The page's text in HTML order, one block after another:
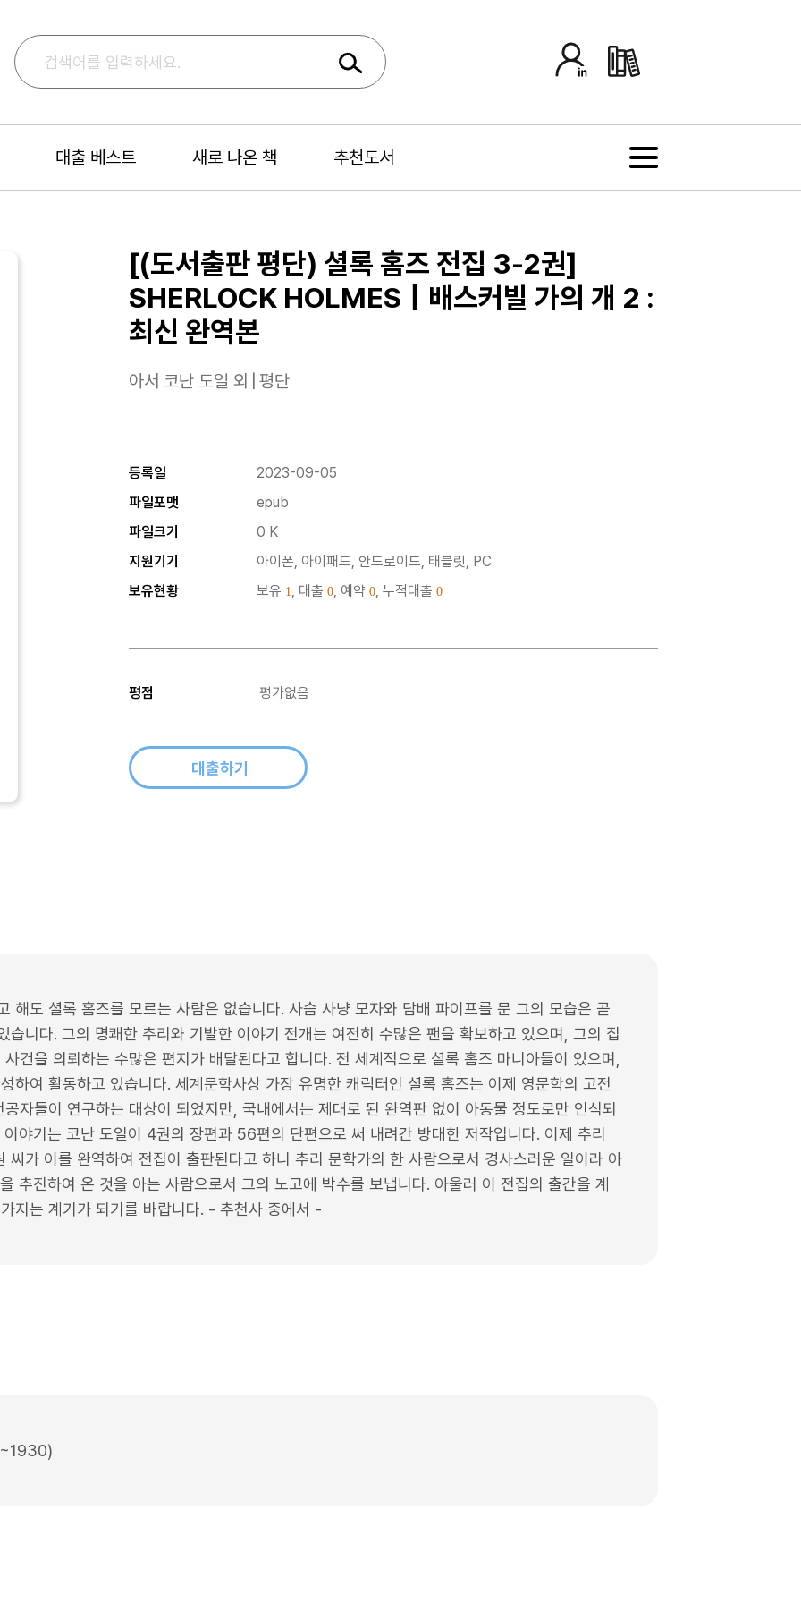
대출 베스트 새로 나온 책 추천도서
[(도서출판 평단) 셜록 홈즈 전집 3-2권]
SHERLOCK HOLMES｜배스커빌 가의 개 2 :
최신 완역본
아서 코난 도일 외 평단
등록일
2023-09-05
파일포맷
epub
파일크기
0 K
지원기기
아이폰, 아이패드, 안드로이드, 태블릿, PC
보유현황
보유 1, 대출 0, 예약 0, 누적대출 0
평점 평가없음
대출하기
해도 셜록 홈즈를 모르는 사람은 없습니다. 사슴 사냥 모자와 담배 파이프를 문 그의 모습은 곧
습니다. 그의 명쾌한 추리와 기발한 이야기 전개는 여전히 수많은 팬을 확보하고 있으며, 그의 집
건을 의뢰하는 수많은 편지가 배달된다고 합니다. 전 세계적으로 셜록 홈즈 마니아들이 있으며,
하여 활동하고 있습니다. 세계문학사상 가장 유명한 캐릭터인 셜록 홈즈는 이제 영문학의 고전
자들이 연구하는 대상이 되었지만, 국내에서는 제대로 된 완역판 없이 아동물 정도로만 인식되
야기는 코난 도일이 4권의 장편과 56편의 단편으로 써 내려간 방대한 저작입니다. 이제 추리
씨가 이를 완역하여 전집이 출판된다고 하니 추리 문학가의 한 사람으로서 경사스러운 일이라 아
추진하여 온 것을 아는 사람으로서 그의 노고에 박수를 보냅니다. 아울러 이 전집의 출간을 계
지는 계기가 되기를 바랍니다. - 추천사 중에서 -